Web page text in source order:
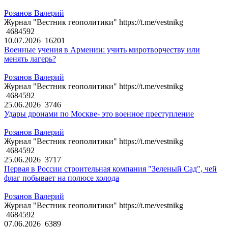
Розанов Валерий
Журнал "Вестник геополитики" https://t.me/vestnikg
4684592
10.07.2026 16201
Военные учения в Армении: учить миротворчеству или
менять лагерь?
Розанов Валерий
Журнал "Вестник геополитики" https://t.me/vestnikg
4684592
25.06.2026 3746
Удары дронами по Москве- это военное преступление
Розанов Валерий
Журнал "Вестник геополитики" https://t.me/vestnikg
4684592
25.06.2026 3717
Первая в России строительная компания "Зеленый Сад", чей
флаг побывает на полюсе холода
Розанов Валерий
Журнал "Вестник геополитики" https://t.me/vestnikg
4684592
07.06.2026 6389